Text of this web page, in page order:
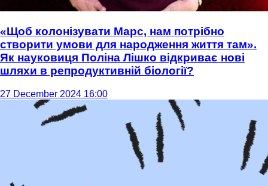
«Щоб колонізувати Марс, нам потрібно
створити умови для народження життя там».
Як науковиця Поліна Лішко відкриває нові
шляхи в репродуктивній біології?
27 December 2024 16:00